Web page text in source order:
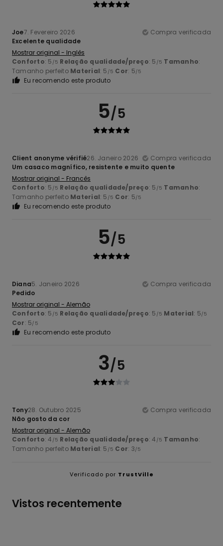
Joe7. Fevereiro 2026
Compra verificada
Excelente qualidade
Mostrar original - Inglês
Conforto: 5 /5 Relação qualidade/preço: 5 /5 Tamanho:
Tamanho perfeito Material: 5 /5 Cor: 5/5
Eu recomendo este produto
5/5
Client anonyme vérifié26. Janeiro 2026
Compra verificada
Um casaco magnífico, resistente e muito quente
Mostrar original - Francês
Conforto: 5 /5 Relação qualidade/preço: 5 /5 Tamanho:
Tamanho perfeito Material: 5 /5 Cor: 5/5
Eu recomendo este produto
5/5
Diana5. Janeiro 2026
Compra verificada
Pedido
Mostrar original - Alemão
Conforto: 5 /5 Relação qualidade/preço: 5 /5 Material: 5/5
Cor: 5/5
Eu recomendo este produto
3/5
Tony28. Outubro 2025
Compra verificada
Não gosto da cor
Mostrar original - Alemão
Conforto: 4 /5 Relação qualidade/preço: 4 /5 Tamanho:
Tamanho perfeito Material: 5 /5 Cor: 3/5
Verificado por TrustVille
Vistos recentemente